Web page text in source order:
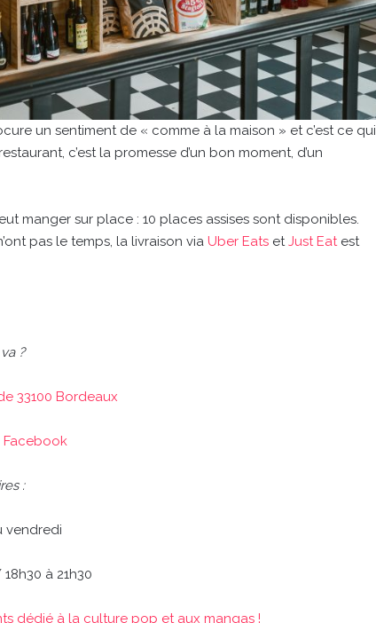
un sentiment de « comme à la maison » et c’est ce qui
c’est la promesse d’un bon moment, d’un
manger sur place : 10 places assises sont disponibles.
pas le temps, la livraison via Uber Eats etJust Eatest
?
33100 Bordeaux
Facebook
:
vendredi
à 21h30
dédié à la culture pop et aux mangas !